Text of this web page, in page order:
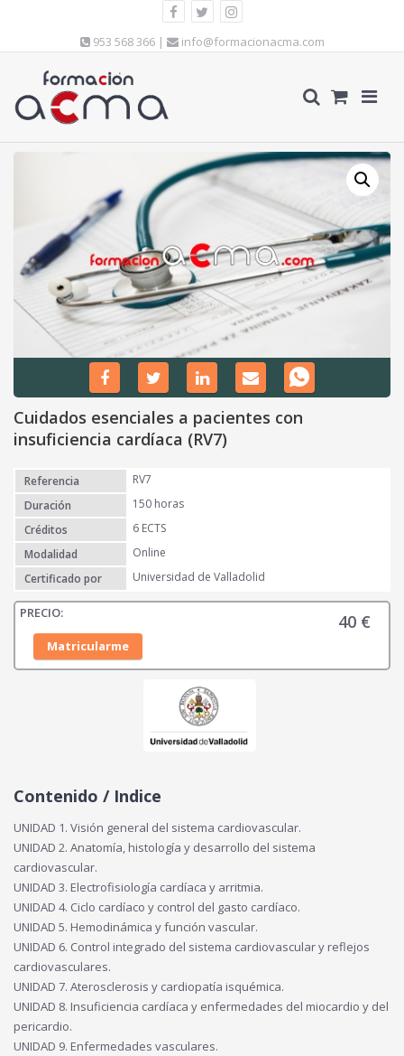
953 568 366 | info@formacionacma.com
Cuidados esenciales a pacientes con
insuficiencia cardíaca (RV7)
Referencia
RV7
Duración
150 horas
Créditos
6 ECTS
Modalidad
Online
Certificado por
Universidad de Valladolid
40 €
Matricularme
Contenido / Indice
UNIDAD 1. Visión general del sistema cardiovascular.
UNIDAD 2. Anatomía, histología y desarrollo del sistema
cardiovascular.
UNIDAD 3. Electrofisiología cardíaca y arritmia.
UNIDAD 4. Ciclo cardíaco y control del gasto cardíaco.
UNIDAD 5. Hemodinámica y función vascular.
UNIDAD 6. Control integrado del sistema cardiovascular y reflejos
cardiovasculares.
UNIDAD 7. Aterosclerosis y cardiopatía isquémica.
UNIDAD 8. Insuficiencia cardíaca y enfermedades del miocardio y del
pericardio.
UNIDAD 9. Enfermedades vasculares.